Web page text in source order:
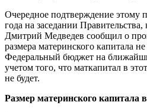
Очередное подтверждение этому
года на заседании
Дмитрий Медведев сообщил о
размера материнского капитала
Федеральный бюджет на
учетом того, что маткапитал в
не будет.
Размер материнского капитала